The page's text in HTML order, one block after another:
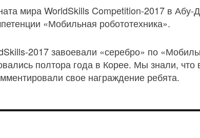
мира WorldSkills Competition-2017 в
«Мобильная робототехника».
полтора года в Корее. Мы знали,
свое награждение ребята.